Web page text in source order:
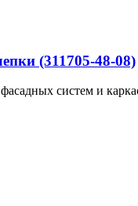
(311705-48-08)
систем и